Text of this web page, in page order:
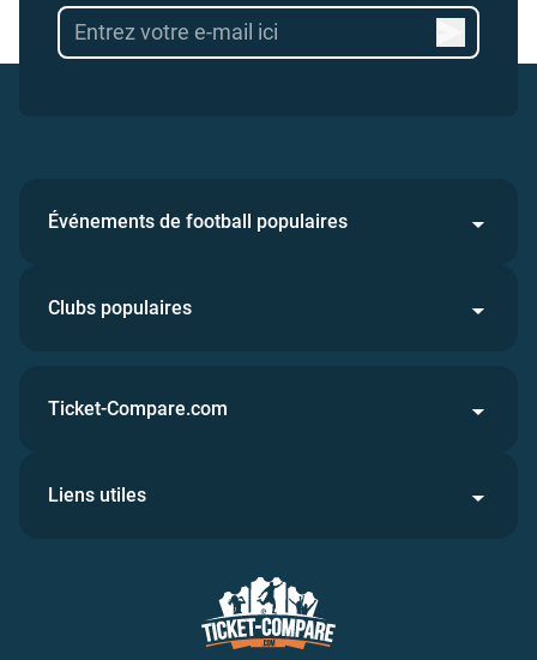
Événements de football populaires
Clubs populaires
Ticket-Compare.com
Liens utiles